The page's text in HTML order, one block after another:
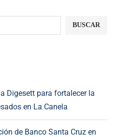
BUSCAR
Digesett para fortalecer la
en La Canela
de Banco Santa Cruz en